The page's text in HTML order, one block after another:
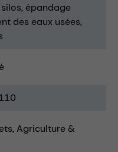
épandage
des eaux usées
Agriculture &